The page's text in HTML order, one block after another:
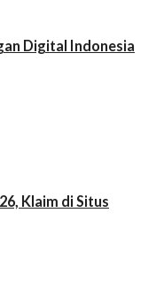
Digital Indonesia
Klaim di Situs